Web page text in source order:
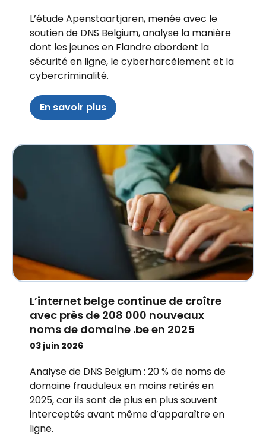
L’étude Apenstaartjaren, menée avec le
soutien de DNS Belgium, analyse la manière
dont les jeunes en Flandre abordent la
sécurité en ligne, le cyberharcèlement et la
cybercriminalité.
En savoir plus
L’internet belge continue de croître
avec près de 208 000 nouveaux
noms de domaine .be en 2025
03 juin 2026
Analyse de DNS Belgium : 20 % de noms de
domaine frauduleux en moins retirés en
2025, car ils sont de plus en plus souvent
interceptés avant même d’apparaître en
ligne.